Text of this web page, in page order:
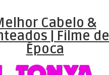
Cabelo &
| Filme de
Época